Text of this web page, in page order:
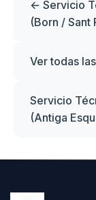
← Servicio
(Born /
Ver todas
Servicio
(Antiga